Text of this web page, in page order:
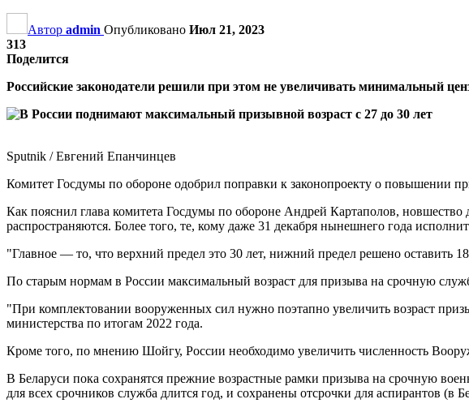
Автор admin Опубликовано Июл 21, 2023
313
Поделится
Российские законодатели решили при этом не увеличивать минимальный
Sputnik / Евгений Епанчинцев
Комитет Госдумы по обороне одобрил поправки к законопроекту о повышении
Как пояснил глава комитета Госдумы по обороне Андрей Картаполов,
распространяются. Более того, те, кому даже 31 декабря нынешнего года
"Главное — то, что верхний предел это 30 лет, нижний предел решено
По старым нормам в России максимальный возраст для призыва на срочную
"При комплектовании вооруженных сил нужно поэтапно увеличить возраст
министерства по итогам 2022 года.
Кроме того, по мнению Шойгу, России необходимо увеличить численность
В Беларуси пока сохранятся прежние возрастные рамки призыва на срочную
для всех срочников служба длится год, и сохранены отсрочки для аспирантов (в